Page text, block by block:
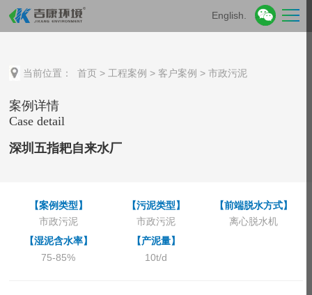
English.
当前位置： 首页 > 工程案例 >客户案例 >市政污泥
案例详情
Case detail
深圳五指耙自来水厂
【案例类型】
市政污泥
【污泥类型】
市政污泥
【前端脱水方式】
离心脱水机
【湿泥含水率】
75-85%
【产泥量】
10t/d